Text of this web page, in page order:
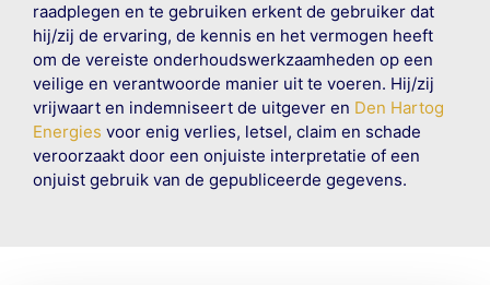
raadplegen en te gebruiken erkent de gebruiker dat
hij/zij de ervaring, de kennis en het vermogen heeft
om de vereiste onderhoudswerkzaamheden op een
veilige en verantwoorde manier uit te voeren. Hij/zij
vrijwaart en indemniseert de uitgever en Den Hartog
Energies voor enig verlies, letsel, claim en schade
veroorzaakt door een onjuiste interpretatie of een
onjuist gebruik van de gepubliceerde gegevens.